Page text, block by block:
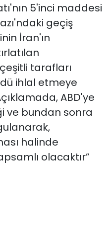
5'inci maddesi
geçiş
İran'ın
tarafları
ihlal etmeye
ABD'ye
ve bundan sonra
halinde
olacaktır”